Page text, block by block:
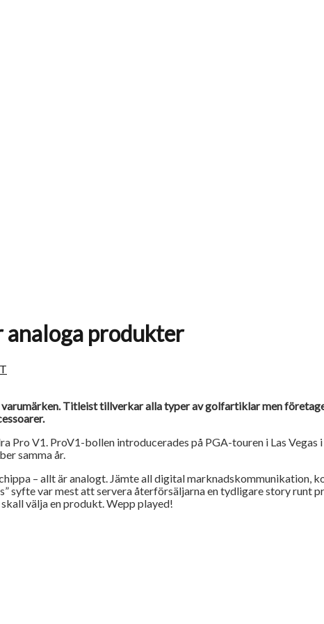
produkter
Titleist tillverkar alla typer av golfartiklar men
Pro V1. ProV1-bollen introducerades på PGA-touren i Las
samma år.
– allt är analogt. Jämte all digital
syfte var mest att servera återförsäljarna en tydligare story runt
välja en produkt. Wepp played!